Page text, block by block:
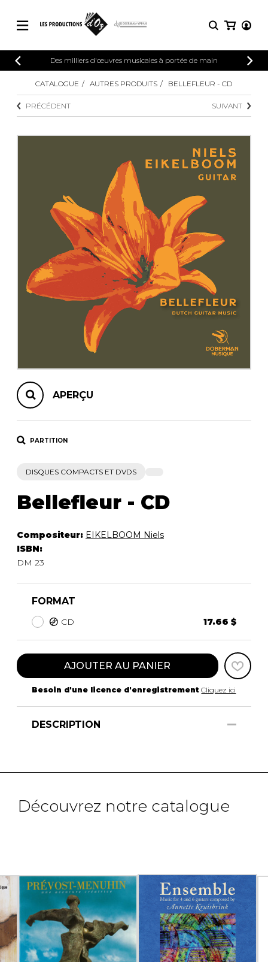
CATALOGUE
Explorez notre catalogue de partitions
riche en œuvres originales et en
arrangements de qualité.
PARTITIONS POUR GUITARE
PARTITIONS POUR AUTRES
INSTRUMENTS
PARTITIONS POUR ENSEMBLES
AUTRES PRODUITS
CONNEXION
INSCRIPTION
Des milliers d'œuvres musicales à portée de main
PARTITIONS
Méthodes
3 guitares
4 guitares
5 guitares et plus
Ensemble de
Orchestre de guitares
Guitare et un autre
Musique de chambre
CATALOGUE AUTRES PRODUITS BELLEFLEUR - CD
PRÉCÉDENT SUIVANT
APERÇU
PARTITION
DISQUES COMPACTS ET DVDS
Bellefleur - CD
Compositeur: EIKELBOOM Niels
ISBN:
DM 23
FORMAT
CD 17.66 $
AJOUTER AU PANIER
Besoin d'une licence d'enregistrement Cliquez ici
DESCRIPTION
Découvrez notre catalogue